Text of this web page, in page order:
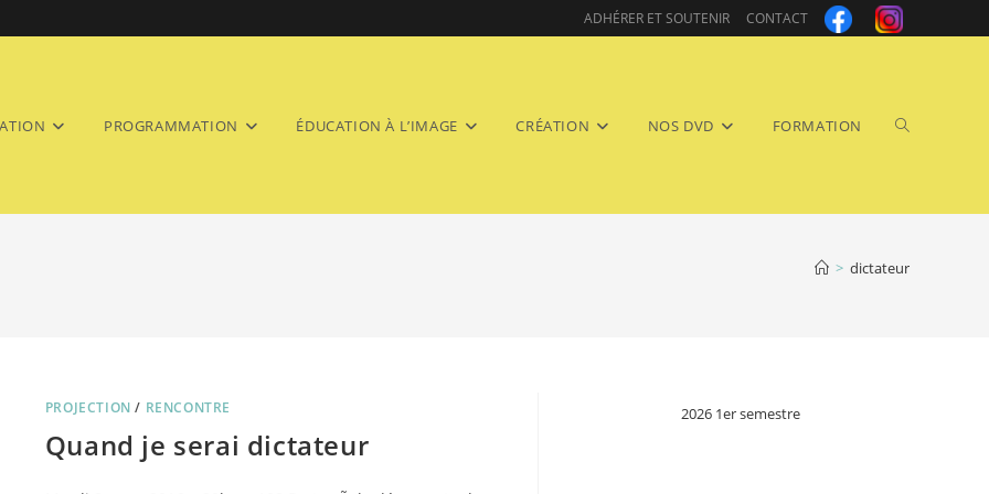
ADHÉRER ET SOUTENIR CONTACT
PROGRAMMATION ÉDUCATION À L’IMAGE CRÉATION NOS DVD FORMATION Toggle
> dictateur
PROJECTION / RENCONTRE
Quand je serai dictateur
2026 1er semestre